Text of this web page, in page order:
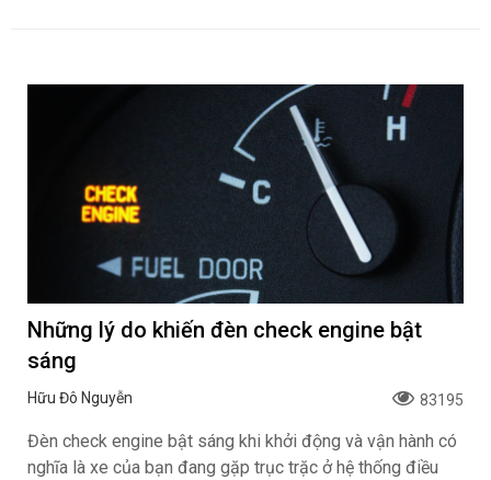
Những lý do khiến đèn check engine bật
sáng
Hữu Đô Nguyễn 83195
Đèn check engine bật sáng khi khởi động và vận hành có
nghĩa là xe của bạn đang gặp trục trặc ở hệ thống điều